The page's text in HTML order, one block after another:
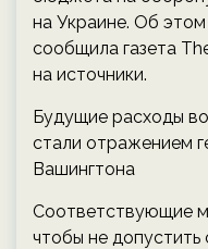
на Украине. Об этом
сообщила газета
на источники.
Будущие расходы
стали отражением
Вашингтона
Соответствующие
чтобы не допустить